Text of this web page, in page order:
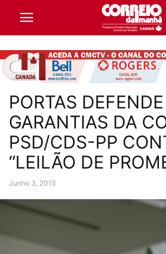
PORTAS DEFENDE
GARANTIAS DA
PSD/CDS-PP
“LEILÃO DE
Junho 3, 2015